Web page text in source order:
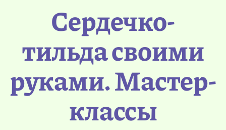
Сердечко-
тильда своими
руками. Мастер-
классы